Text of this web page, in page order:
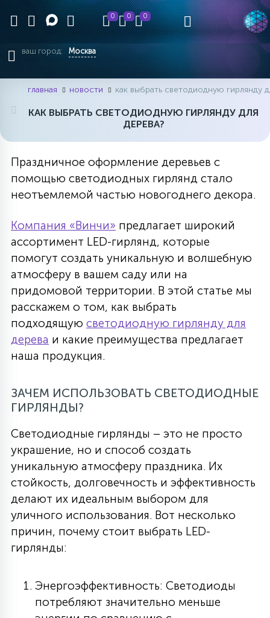
0 0 0
ваш город: Москва
главная новости как выбрать светодиодную гирлянду
КАК ВЫБРАТЬ СВЕТОДИОДНУЮ ГИРЛЯНДУ ДЛЯ
ДЕРЕВА?
Праздничное оформление деревьев с
помощью светодиодных гирлянд стало
неотъемлемой частью новогоднего декора.
Компания «Винчи» предлагает широкий
ассортимент LED-гирлянд, которые
помогут создать уникальную и волшебную
атмосферу в вашем саду или на
придомовой территории. В этой статье мы
расскажем о том, как выбрать
подходящую светодиодную гирлянду для
дерева и какие преимущества предлагает
наша продукция.
ЗАЧЕМ ИСПОЛЬЗОВАТЬ СВЕТОДИОДНЫЕ
ГИРЛЯНДЫ?
Светодиодные гирлянды – это не просто
украшение, но и способ создать
уникальную атмосферу праздника. Их
стойкость, долговечность и эффективность
делают их идеальным выбором для
уличного использования. Вот несколько
причин, почему стоит выбрать LED-
гирлянды:
Энергоэффективность: Светодиоды
потребляют значительно меньше